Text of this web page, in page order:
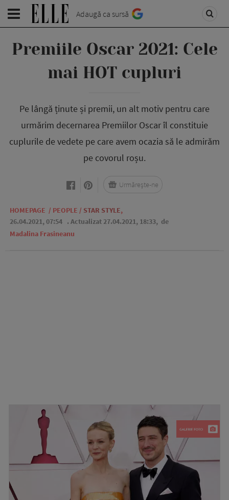
Adaugă ca sursă
Premiile Oscar 2021: Cele
mai HOT cupluri
Pe lângă ținute și premii, un alt motiv pentru care
urmărim decernarea Premiilor Oscar îl constituie
cuplurile de vedete pe care avem ocazia să le admirăm
pe covorul roșu.
HOMEPAGE / PEOPLE / STAR STYLE,
26.04.2021, 07:54 . Actualizat 27.04.2021, 18:33, de
Madalina Frasineanu
Urmărește-ne